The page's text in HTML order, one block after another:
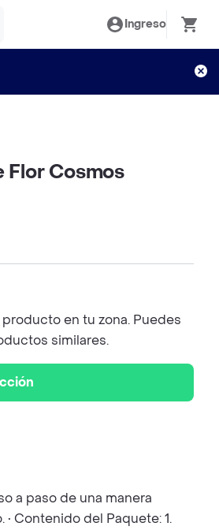
Ingreso
Flor Cosmos
en tu zona. Puedes
similares.
a paso de una manera
Contenido del Paquete: 1.